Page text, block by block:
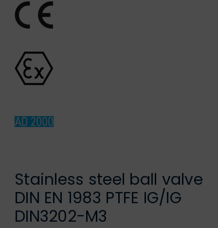
German
Stainless steel ball valve
DIN EN 1983 PTFE IG/IG
DIN3202-M3